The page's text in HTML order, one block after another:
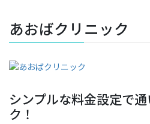
あおばクリニック
シンプルな料金設定で
ク！